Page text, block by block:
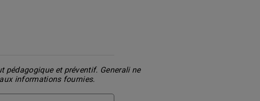
et préventif. Generali ne
informations fournies.